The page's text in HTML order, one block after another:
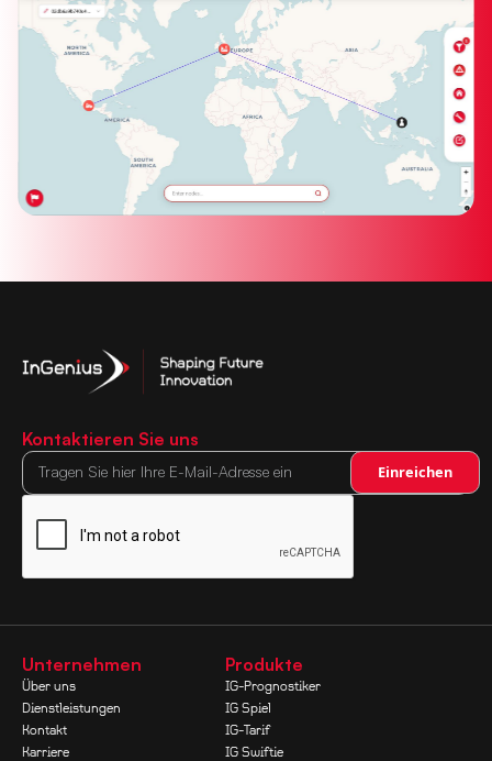
Kontaktieren Sie uns
Unternehmen
Über uns
Dienstleistungen
Kontakt
Karriere
Produkte
IG-Prognostiker
IG Spiel
IG-Tarif
IG Swiftie